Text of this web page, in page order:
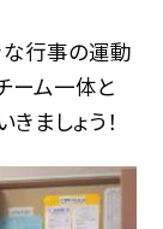
な行事の運動
ーム一体と
ましょう！